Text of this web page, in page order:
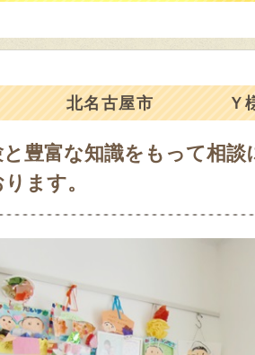
北名古屋市 Ｙ
豊富な知識をもって相
ます。